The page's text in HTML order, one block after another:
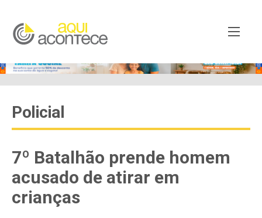
Policial
7º Batalhão prende homem
acusado de atirar em
crianças